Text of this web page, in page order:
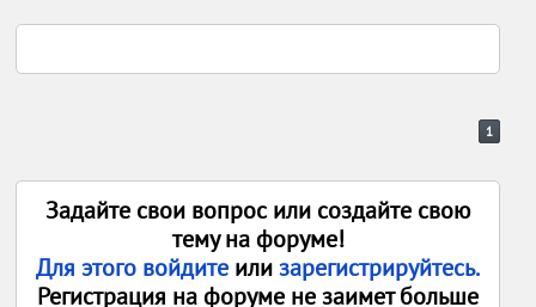
1
Задайте свои вопрос или создайте свою
тему на форуме!
Для этого войдите илизарегистрируйтесь.
Регистрация на форуме не заимет больше